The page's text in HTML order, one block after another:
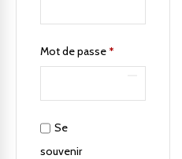
Mot de passe *
Se
souvenir